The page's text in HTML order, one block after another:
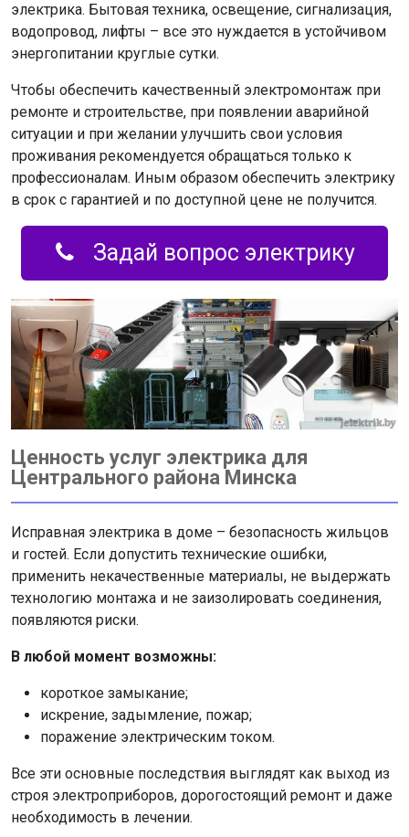
электрика. Бытовая техника, освещение, сигнализация,
водопровод, лифты – все это нуждается в устойчивом
энергопитании круглые сутки.
Чтобы обеспечить качественный электромонтаж при
ремонте и строительстве, при появлении аварийной
ситуации и при желании улучшить свои условия
проживания рекомендуется обращаться только к
профессионалам. Иным образом обеспечить электрику
в срок с гарантией и по доступной цене не получится.
Задай вопрос электрику
Ценность услуг электрика для
Центрального района Минска
Исправная электрика в доме – безопасность жильцов
и гостей. Если допустить технические ошибки,
применить некачественные материалы, не выдержать
технологию монтажа и не заизолировать соединения,
появляются риски.
В любой момент возможны:
короткое замыкание;
искрение, задымление, пожар;
поражение электрическим током.
Все эти основные последствия выглядят как выход из
строя электроприборов, дорогостоящий ремонт и даже
необходимость в лечении.